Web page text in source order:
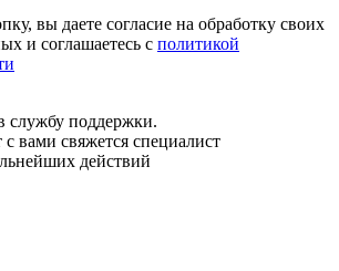
вы даете согласие на обработку своих
и соглашаетесь с политикой
службу поддержки.
вами свяжется специалист
действий